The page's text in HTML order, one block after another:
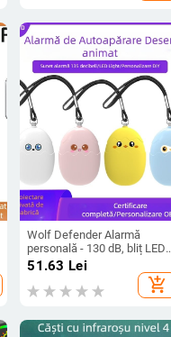
Wolf Defender Alarmă
personală - 130 dB, bliț LED,
4.5 V, ABS, standby 1 an
51.63 Lei
add_shopping_cart